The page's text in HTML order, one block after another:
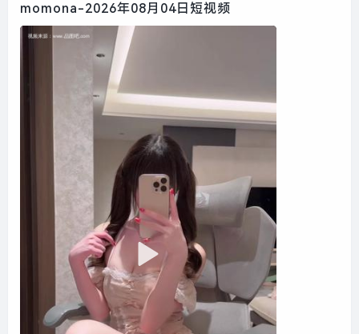
momona-2026年08月04日短视频